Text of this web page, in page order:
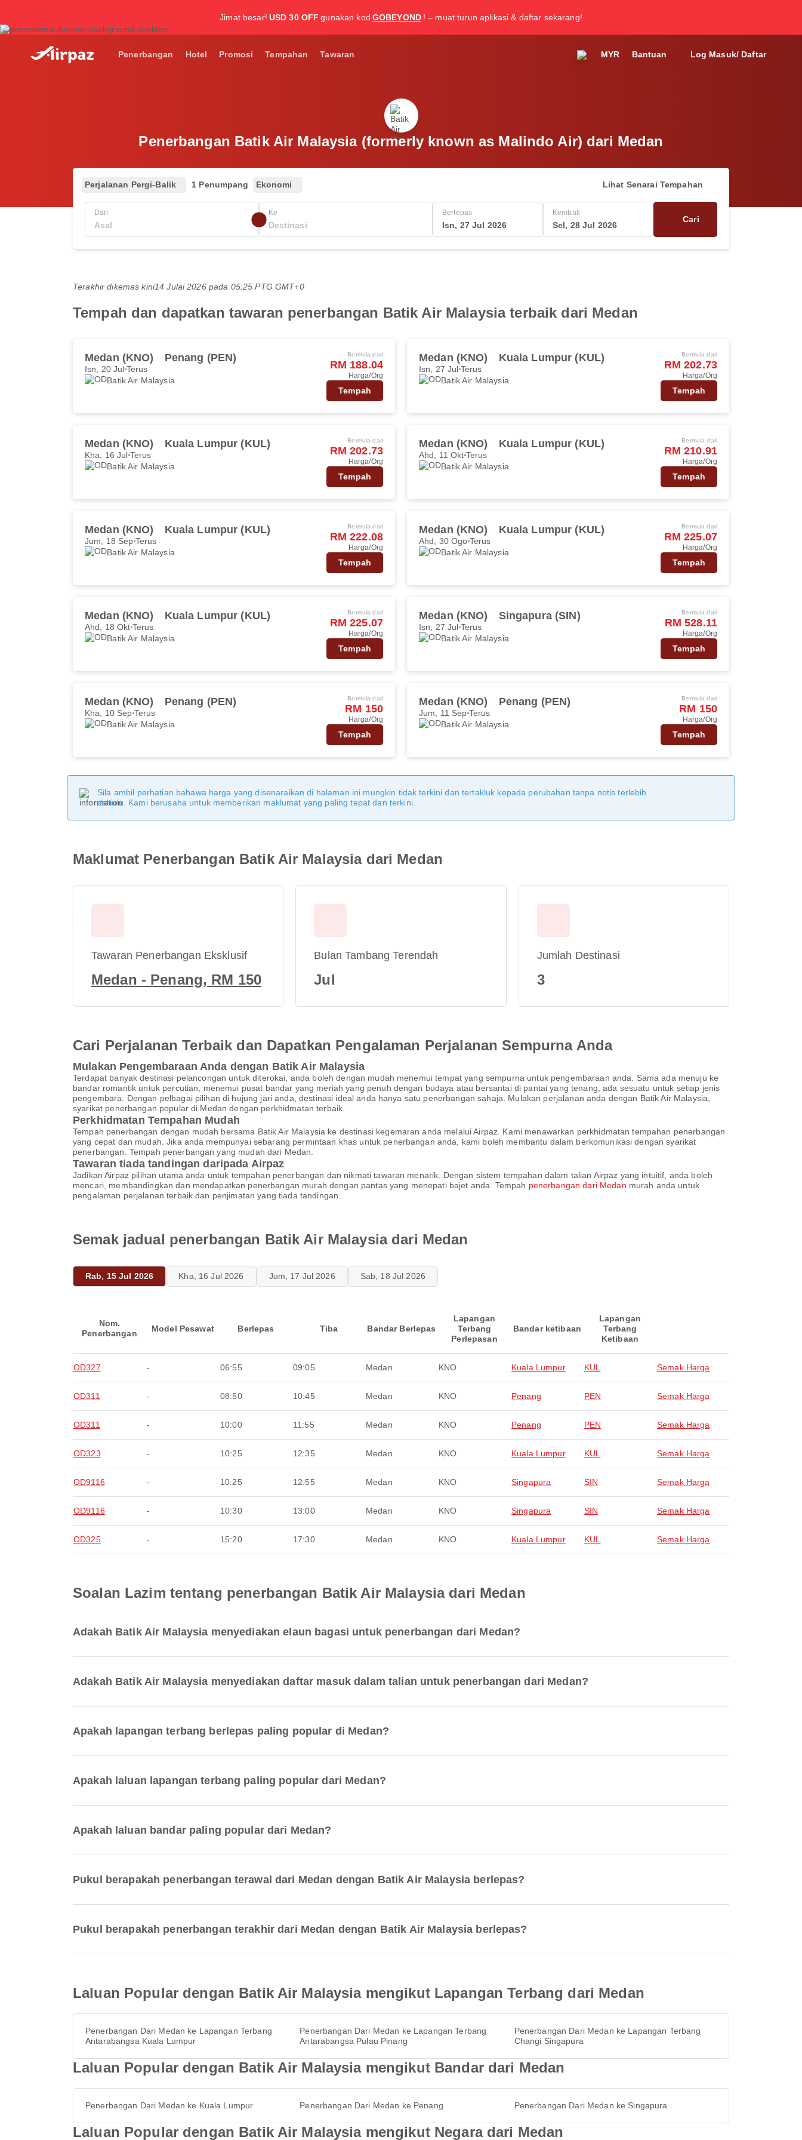
Jimat besar! USD 30 OFF gunakan kod GOBEYOND ! – muat turun aplikasi & daftar sekarang!
Penerbangan Hotel Promosi Tempahan Tawaran MYR Bantuan Log Masuk/ Daftar
Penerbangan Batik Air Malaysia (formerly known as Malindo Air) dari Medan
Perjalanan Pergi-Balik 1 Penumpang Ekonomi Lihat Senarai Tempahan
Dari Ke Berlepas
Isn, 27 Jul 2026
Kembali
Sel, 28 Jul 2026
Cari
Terakhir dikemas kini14 Julai 2026 pada 05:25 PTG GMT+0
Tempah dan dapatkan tawaran penerbangan Batik Air Malaysia terbaik dari Medan
Medan (KNO) Penang (PEN)
Isn, 20 Jul Terus
Batik Air Malaysia
Bermula dari
RM 188.04
Harga/Org
Tempah
Medan (KNO) Kuala Lumpur (KUL)
Isn, 27 Jul Terus
Batik Air Malaysia
Bermula dari
RM 202.73
Harga/Org
Tempah
Medan (KNO) Kuala Lumpur (KUL)
Kha, 16 Jul Terus
Batik Air Malaysia
Bermula dari
RM 202.73
Harga/Org
Tempah
Medan (KNO) Kuala Lumpur (KUL)
Ahd, 11 Okt Terus
Batik Air Malaysia
Bermula dari
RM 210.91
Harga/Org
Tempah
Medan (KNO) Kuala Lumpur (KUL)
Jum, 18 Sep Terus
Batik Air Malaysia
Bermula dari
RM 222.08
Harga/Org
Tempah
Medan (KNO) Kuala Lumpur (KUL)
Ahd, 30 Ogo Terus
Batik Air Malaysia
Bermula dari
RM 225.07
Harga/Org
Tempah
Medan (KNO) Kuala Lumpur (KUL)
Ahd, 18 Okt Terus
Batik Air Malaysia
Bermula dari
RM 225.07
Harga/Org
Tempah
Medan (KNO) Singapura (SIN)
Isn, 27 Jul Terus
Batik Air Malaysia
Bermula dari
RM 528.11
Harga/Org
Tempah
Medan (KNO) Penang (PEN)
Kha, 10 Sep Terus
Batik Air Malaysia
Bermula dari
RM 150
Harga/Org
Tempah
Medan (KNO) Penang (PEN)
Jum, 11 Sep Terus
Batik Air Malaysia
Bermula dari
RM 150
Harga/Org
Tempah
Sila ambil perhatian bahawa harga yang disenaraikan di halaman ini mungkin tidak terkini dan tertakluk kepada perubahan tanpa notis terlebih
dahulu. Kami berusaha untuk memberikan maklumat yang paling tepat dan terkini.
Maklumat Penerbangan Batik Air Malaysia dari Medan
Tawaran Penerbangan Eksklusif
Medan - Penang, RM 150
Bulan Tambang Terendah
Jul
Jumlah Destinasi
3
Cari Perjalanan Terbaik dan Dapatkan Pengalaman Perjalanan Sempurna Anda
Mulakan Pengembaraan Anda dengan Batik Air Malaysia
Terdapat banyak destinasi pelancongan untuk diterokai, anda boleh dengan mudah menemui tempat yang sempurna untuk pengembaraan anda. Sama ada menuju ke
bandar romantik untuk percutian, menemui pusat bandar yang meriah yang penuh dengan budaya atau bersantai di pantai yang tenang, ada sesuatu untuk setiap jenis
pengembara. Dengan pelbagai pilihan di hujung jari anda, destinasi ideal anda hanya satu penerbangan sahaja. Mulakan perjalanan anda dengan Batik Air Malaysia,
syarikat penerbangan popular di Medan dengan perkhidmatan terbaik.
Perkhidmatan Tempahan Mudah
Tempah penerbangan dengan mudah bersama Batik Air Malaysia ke destinasi kegemaran anda melalui Airpaz. Kami menawarkan perkhidmatan tempahan penerbangan
yang cepat dan mudah. Jika anda mempunyai sebarang permintaan khas untuk penerbangan anda, kami boleh membantu dalam berkomunikasi dengan syarikat
penerbangan. Tempah penerbangan yang mudah dari Medan.
Tawaran tiada tandingan daripada Airpaz
Jadikan Airpaz pilihan utama anda untuk tempahan penerbangan dan nikmati tawaran menarik. Dengan sistem tempahan dalam talian Airpaz yang intuitif, anda boleh
mencari, membandingkan dan mendapatkan penerbangan murah dengan pantas yang menepati bajet anda. Tempah penerbangan dari Medan murah anda untuk
pengalaman perjalanan terbaik dan penjimatan yang tiada tandingan.
Semak jadual penerbangan Batik Air Malaysia dari Medan
Rab, 15 Jul 2026 Kha, 16 Jul 2026 Jum, 17 Jul 2026 Sab, 18 Jul 2026
Nom.
Penerbangan
Model Pesawat Berlepas Tiba Bandar Berlepas
Lapangan
Terbang
Perlepasan
Bandar ketibaan
Lapangan
Terbang
Ketibaan
OD327 - 06:55 09:05 Medan KNO Kuala Lumpur KUL Semak Harga
OD311 - 08:50 10:45 Medan KNO Penang PEN Semak Harga
OD311 - 10:00 11:55 Medan KNO Penang PEN Semak Harga
OD323 - 10:25 12:35 Medan KNO Kuala Lumpur KUL Semak Harga
OD9116 - 10:25 12:55 Medan KNO Singapura SIN Semak Harga
OD9116 - 10:30 13:00 Medan KNO Singapura SIN Semak Harga
OD325 - 15:20 17:30 Medan KNO Kuala Lumpur KUL Semak Harga
Soalan Lazim tentang penerbangan Batik Air Malaysia dari Medan
Adakah Batik Air Malaysia menyediakan elaun bagasi untuk penerbangan dari Medan?
Adakah Batik Air Malaysia menyediakan daftar masuk dalam talian untuk penerbangan dari Medan?
Apakah lapangan terbang berlepas paling popular di Medan?
Apakah laluan lapangan terbang paling popular dari Medan?
Apakah laluan bandar paling popular dari Medan?
Pukul berapakah penerbangan terawal dari Medan dengan Batik Air Malaysia berlepas?
Pukul berapakah penerbangan terakhir dari Medan dengan Batik Air Malaysia berlepas?
Laluan Popular dengan Batik Air Malaysia mengikut Lapangan Terbang dari Medan
Penerbangan Dari Medan ke Lapangan Terbang
Antarabangsa Kuala Lumpur
Penerbangan Dari Medan ke Lapangan Terbang
Antarabangsa Pulau Pinang
Penerbangan Dari Medan ke Lapangan Terbang
Changi Singapura
Laluan Popular dengan Batik Air Malaysia mengikut Bandar dari Medan
Penerbangan Dari Medan ke Kuala Lumpur Penerbangan Dari Medan ke Penang Penerbangan Dari Medan ke Singapura
Laluan Popular dengan Batik Air Malaysia mengikut Negara dari Medan